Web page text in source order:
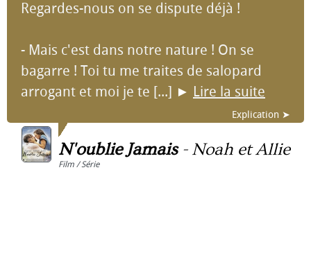
Regardes-nous on se dispute déjà !
- Mais c'est dans notre nature ! On se
bagarre ! Toi tu me traites de salopard
arrogant et moi je te [...] ► Lire la suite
Explication ➤
N'oublie Jamais- Noah et Allie
Film / Série